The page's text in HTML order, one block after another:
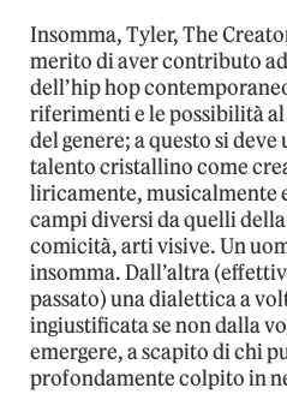
Insomma, Tyler, The
merito di aver contributo
dell’hip hop
riferimenti e le possibilità
del genere; a questo si
talento cristallino come
liricamente, musicalmente
campi diversi da quelli
comicità, arti visive. Un
insomma. Dall’altra
passato) una dialettica a
ingiustificata se non dalla
emergere, a scapito di chi
profondamente colpito in